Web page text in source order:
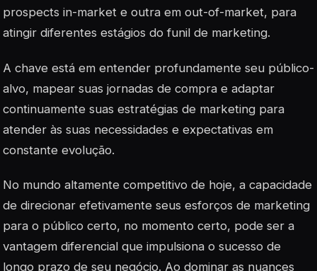
prospects in-market e outra em out-of-market, para
atingir diferentes estágios do funil de marketing.
A chave está em entender profundamente seu público-
alvo, mapear suas jornadas de compra e adaptar
continuamente suas estratégias de marketing para
atender às suas necessidades e expectativas em
constante evolução.
No mundo altamente competitivo de hoje, a capacidade
de direcionar efetivamente seus esforços de marketing
para o público certo, no momento certo, pode ser a
vantagem diferencial que impulsiona o sucesso de
longo prazo de seu negócio. Ao dominar as nuances